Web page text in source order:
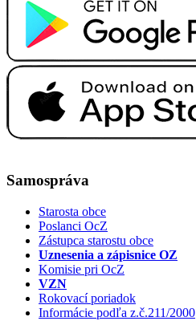
Samospráva
Starosta obce
Poslanci OcZ
Zástupca starostu obce
Uznesenia a zápisnice OZ
Komisie pri OcZ
VZN
Rokovací poriadok
Informácie podľa z.č.211/2000